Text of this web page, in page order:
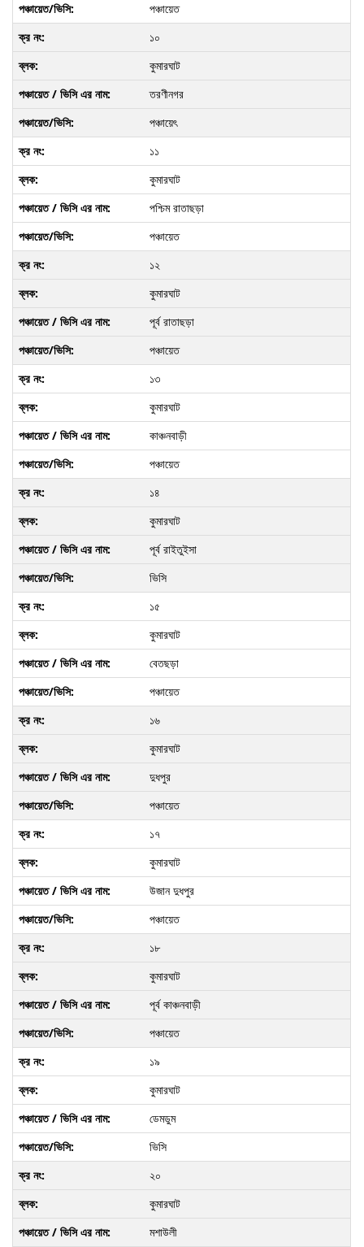
পঞ্চায়েত
১০
কুমারঘাট
তরণীনগর
পঞ্চায়েৎ
১১
কুমারঘাট
পশ্চিম রাতাছড়া
পঞ্চায়েত
১২
কুমারঘাট
পূর্ব রাতাছড়া
পঞ্চায়েত
১৩
কুমারঘাট
কাঞ্চনবাড়ী
পঞ্চায়েত
১৪
কুমারঘাট
পূর্ব রাইতুইসা
ভিসি
১৫
কুমারঘাট
বেতছড়া
পঞ্চায়েত
১৬
কুমারঘাট
দুধপুর
পঞ্চায়েত
১৭
কুমারঘাট
উজান দুধপুর
পঞ্চায়েত
১৮
কুমারঘাট
পূর্ব কাঞ্চনবাড়ী
পঞ্চায়েত
১৯
কুমারঘাট
ডেমডুম
ভিসি
২০
কুমারঘাট
মশাউলী